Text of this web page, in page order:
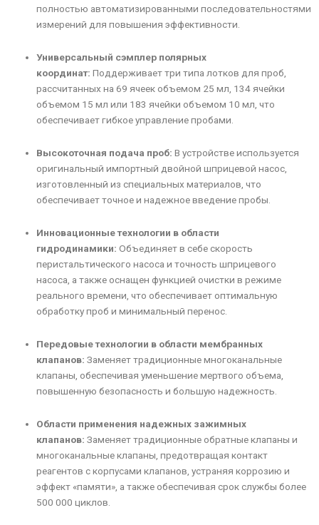
полностью автоматизированными последовательностями
измерений для повышения эффективности.
Универсальный сэмплер полярных
координат: Поддерживает три типа лотков для проб,
рассчитанных на 69 ячеек объемом 25 мл, 134 ячейки
объемом 15 мл или 183 ячейки объемом 10 мл, что
обеспечивает гибкое управление пробами.
Высокоточная подача проб: В устройстве используется
оригинальный импортный двойной шприцевой насос,
изготовленный из специальных материалов, что
обеспечивает точное и надежное введение пробы.
Инновационные технологии в области
гидродинамики: Объединяет в себе скорость
перистальтического насоса и точность шприцевого
насоса, а также оснащен функцией очистки в режиме
реального времени, что обеспечивает оптимальную
обработку проб и минимальный перенос.
Передовые технологии в области мембранных
клапанов: Заменяет традиционные многоканальные
клапаны, обеспечивая уменьшение мертвого объема,
повышенную безопасность и большую надежность.
Области применения надежных зажимных
клапанов: Заменяет традиционные обратные клапаны и
многоканальные клапаны, предотвращая контакт
реагентов с корпусами клапанов, устраняя коррозию и
эффект «памяти», а также обеспечивая срок службы более
500 000 циклов.